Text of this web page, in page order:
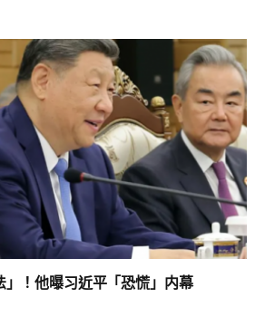
」！他曝习近平「恐慌」内幕